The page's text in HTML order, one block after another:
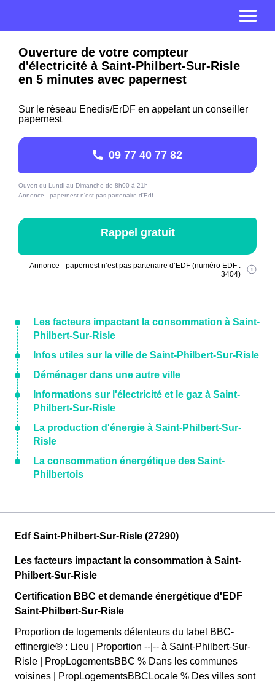
Ouverture de votre compteur
d'électricité à Saint-Philbert-Sur-Risle
en 5 minutes avec papernest
Sur le réseau Enedis/ErDF en appelant un conseiller
papernest
09 77 40 77 82
Ouvert du Lundi au Dimanche de 8h00 à 21h
Annonce - papernest n'est pas partenaire d'Edf
Rappel gratuit
Annonce - papernest n’est pas partenaire d’EDF (numéro EDF :
3404)
Les facteurs impactant la consommation à Saint-
Philbert-Sur-Risle
Infos utiles sur la ville de Saint-Philbert-Sur-Risle
Déménager dans une autre ville
Informations sur l'électricité et le gaz à Saint-
Philbert-Sur-Risle
La production d'énergie à Saint-Philbert-Sur-
Risle
La consommation énergétique des Saint-
Philbertois
Edf Saint-Philbert-Sur-Risle (27290)
Les facteurs impactant la consommation à Saint-
Philbert-Sur-Risle
Certification BBC et demande énergétique d'EDF
Saint-Philbert-Sur-Risle
Proportion de logements détenteurs du label BBC-
effinergie® : Lieu | Proportion --|-- à Saint-Philbert-Sur-
Risle | PropLogementsBBC % Dans les communes
voisines | PropLogementsBBCLocale % Des villes sont